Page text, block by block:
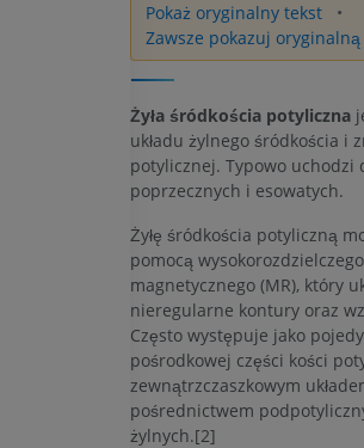
Pokaż oryginalny tekst
Zawsze pokazuj
Żyła śródkościa potyliczna
układu żylnego śródkościa i
potylicznej. Typowo uchodzi
poprzecznych i esowatych.
Żyłę śródkościa potyliczną
pomocą
magnetycznego (MR), który
nieregularne kontury oraz
Często występuje jako
pośrodkowej części kości
zewnątrzczaszkowym
pośrednictwem
żylnych.[2]